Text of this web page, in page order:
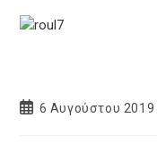
Post6 Αυγούστου 2019